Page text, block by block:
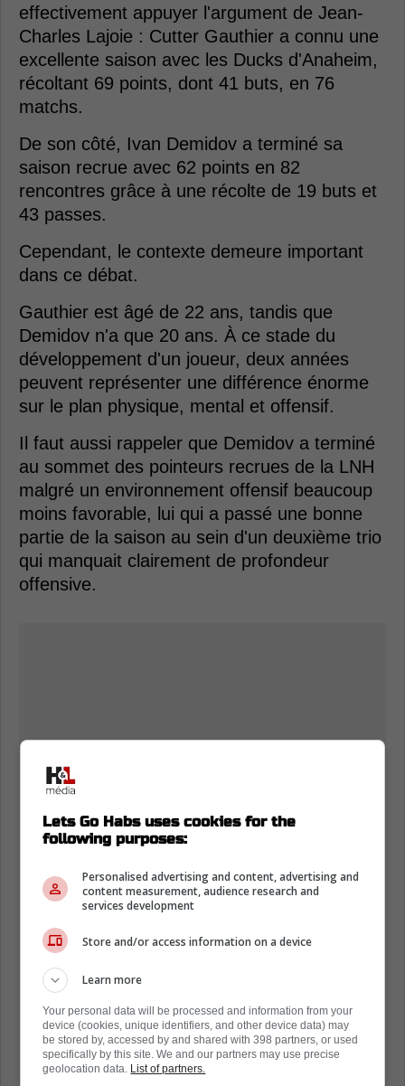
effectivement appuyer l'argument de Jean-
Charles Lajoie : Cutter Gauthier a connu une
excellente saison avec les Ducks d'Anaheim,
récoltant 69 points, dont 41 buts, en 76
matchs.
De son côté, Ivan Demidov a terminé sa
saison recrue avec 62 points en 82
rencontres grâce à une récolte de 19 buts et
43 passes.
Cependant, le contexte demeure important
dans ce débat.
Gauthier est âgé de 22 ans, tandis que
Demidov n'a que 20 ans. À ce stade du
développement d'un joueur, deux années
peuvent représenter une différence énorme
sur le plan physique, mental et offensif.
Il faut aussi rappeler que Demidov a terminé
au sommet des pointeurs recrues de la LNH
malgré un environnement offensif beaucoup
moins favorable, lui qui a passé une bonne
partie de la saison au sein d'un deuxième trio
qui manquait clairement de profondeur
offensive.
Lets Go Habs uses cookies for the
following purposes:
Personalised advertising and content, advertising and
content measurement, audience research and
services development
Store and/or access information on a device
Learn more
Your personal data will be processed and information from your
device (cookies, unique identifiers, and other device data) may
be stored by, accessed by and shared with 398 partners, or used
specifically by this site. We and our partners may use precise
geolocation data. List of partners.